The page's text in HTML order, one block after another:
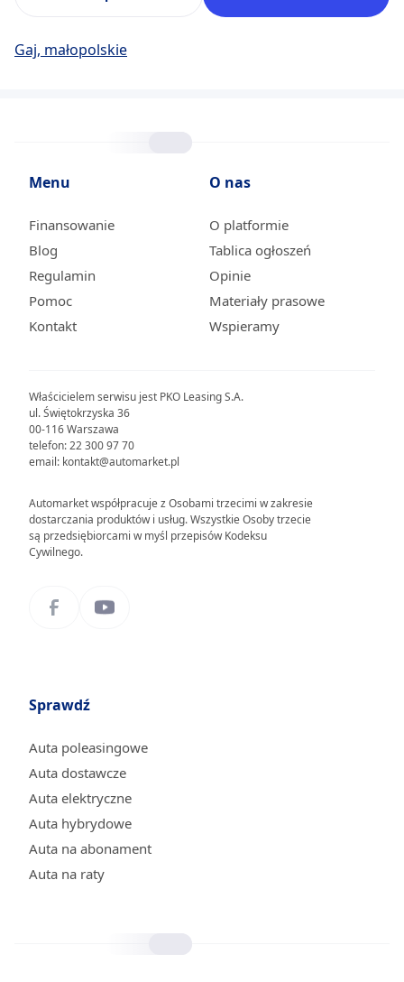
Gaj, małopolskie
Właścicielem serwisu jest PKO Leasing S.A.
ul. Świętokrzyska 36
00-116 Warszawa
telefon: 22 300 97 70
email: kontakt@automarket.pl
Automarket współpracuje z Osobami trzecimi w zakresie
dostarczania produktów i usług. Wszystkie Osoby trzecie
są przedsiębiorcami w myśl przepisów Kodeksu
Cywilnego.
Menu
Finansowanie
Blog
Regulamin
Pomoc
Kontakt
O nas
O platformie
Tablica ogłoszeń
Opinie
Materiały prasowe
Wspieramy
Sprawdź
Auta poleasingowe
Auta dostawcze
Auta elektryczne
Auta hybrydowe
Auta na abonament
Auta na raty